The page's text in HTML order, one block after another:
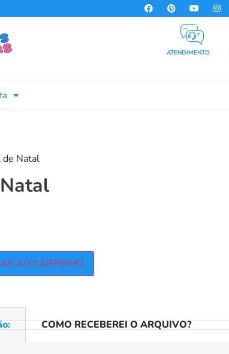
ATENDIMENTO
de Natal
AO CARRINHO
COMO RECEBEREI O ARQUIVO?